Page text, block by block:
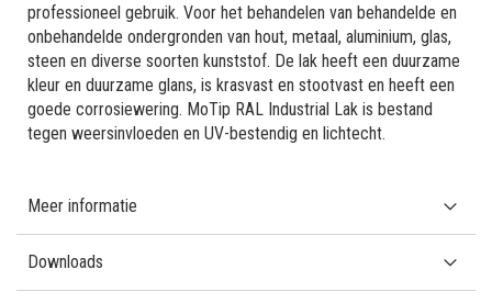
professioneel gebruik. Voor het behandelen van behandelde en
onbehandelde ondergronden van hout, metaal, aluminium, glas,
steen en diverse soorten kunststof. De lak heeft een duurzame
kleur en duurzame glans, is krasvast en stootvast en heeft een
goede corrosiewering. MoTip RAL Industrial Lak is bestand
tegen weersinvloeden en UV-bestendig en lichtecht.
Meer informatie
Downloads